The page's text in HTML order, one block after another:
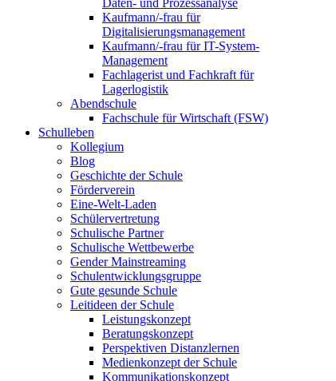
Daten- und Prozessanalyse
Kaufmann/-frau für
Digitalisierungsmanagement
Kaufmann/-frau für IT-System-
Management
Fachlagerist und Fachkraft für
Lagerlogistik
Abendschule
Fachschule für Wirtschaft (FSW)
Schulleben
Kollegium
Blog
Geschichte der Schule
Förderverein
Eine-Welt-Laden
Schülervertretung
Schulische Partner
Schulische Wettbewerbe
Gender Mainstreaming
Schulentwicklungsgruppe
Gute gesunde Schule
Leitideen der Schule
Leistungskonzept
Beratungskonzept
Perspektiven Distanzlernen
Medienkonzept der Schule
Kommunikationskonzept